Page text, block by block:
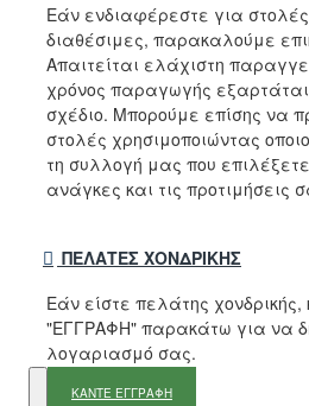
Εάν ενδιαφέρεστε για στολές
διαθέσιμες, παρακαλούμε
Απαιτείται ελάχιστη
χρόνος παραγωγής εξαρτάται
σχέδιο. Μπορούμε επίσης να
στολές χρησιμοποιώντας
τη συλλογή μας που
ανάγκες και τις προτιμήσεις
ΠΕΛΆΤΕΣ ΧΟΝΔΡΙΚΉΣ
Εάν είστε πελάτης χονδρικής,
"ΕΓΓΡΑΦΗ" παρακάτω για να
λογαριασμό σας.
ΚΑΝΤΕ ΕΓΓΡΑΦΗ